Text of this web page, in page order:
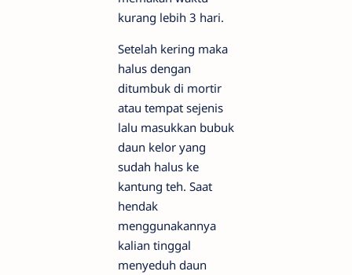
kurang lebih 3 hari.
Setelah kering maka
halus dengan
ditumbuk di mortir
atau tempat sejenis
lalu masukkan bubuk
daun kelor yang
sudah halus ke
kantung teh. Saat
hendak
menggunakannya
kalian tinggal
menyeduh daun